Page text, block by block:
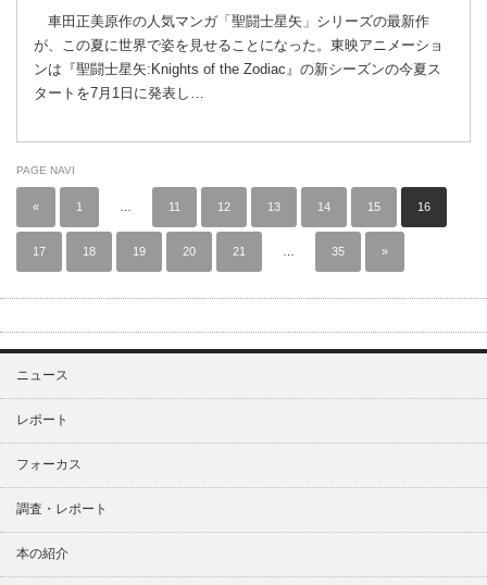
車田正美原作の人気マンガ「聖闘士星矢」シリーズの最新作
が、この夏に世界で姿を見せることになった。東映アニメーショ
ンは『聖闘士星矢:Knights of the Zodiac』の新シーズンの今夏ス
タートを7月1日に発表し…
PAGE NAVI
« 1 11 12 13 14 15 16
17 18 19 20 21 35 »
ニュース
レポート
フォーカス
調査・レポート
本の紹介